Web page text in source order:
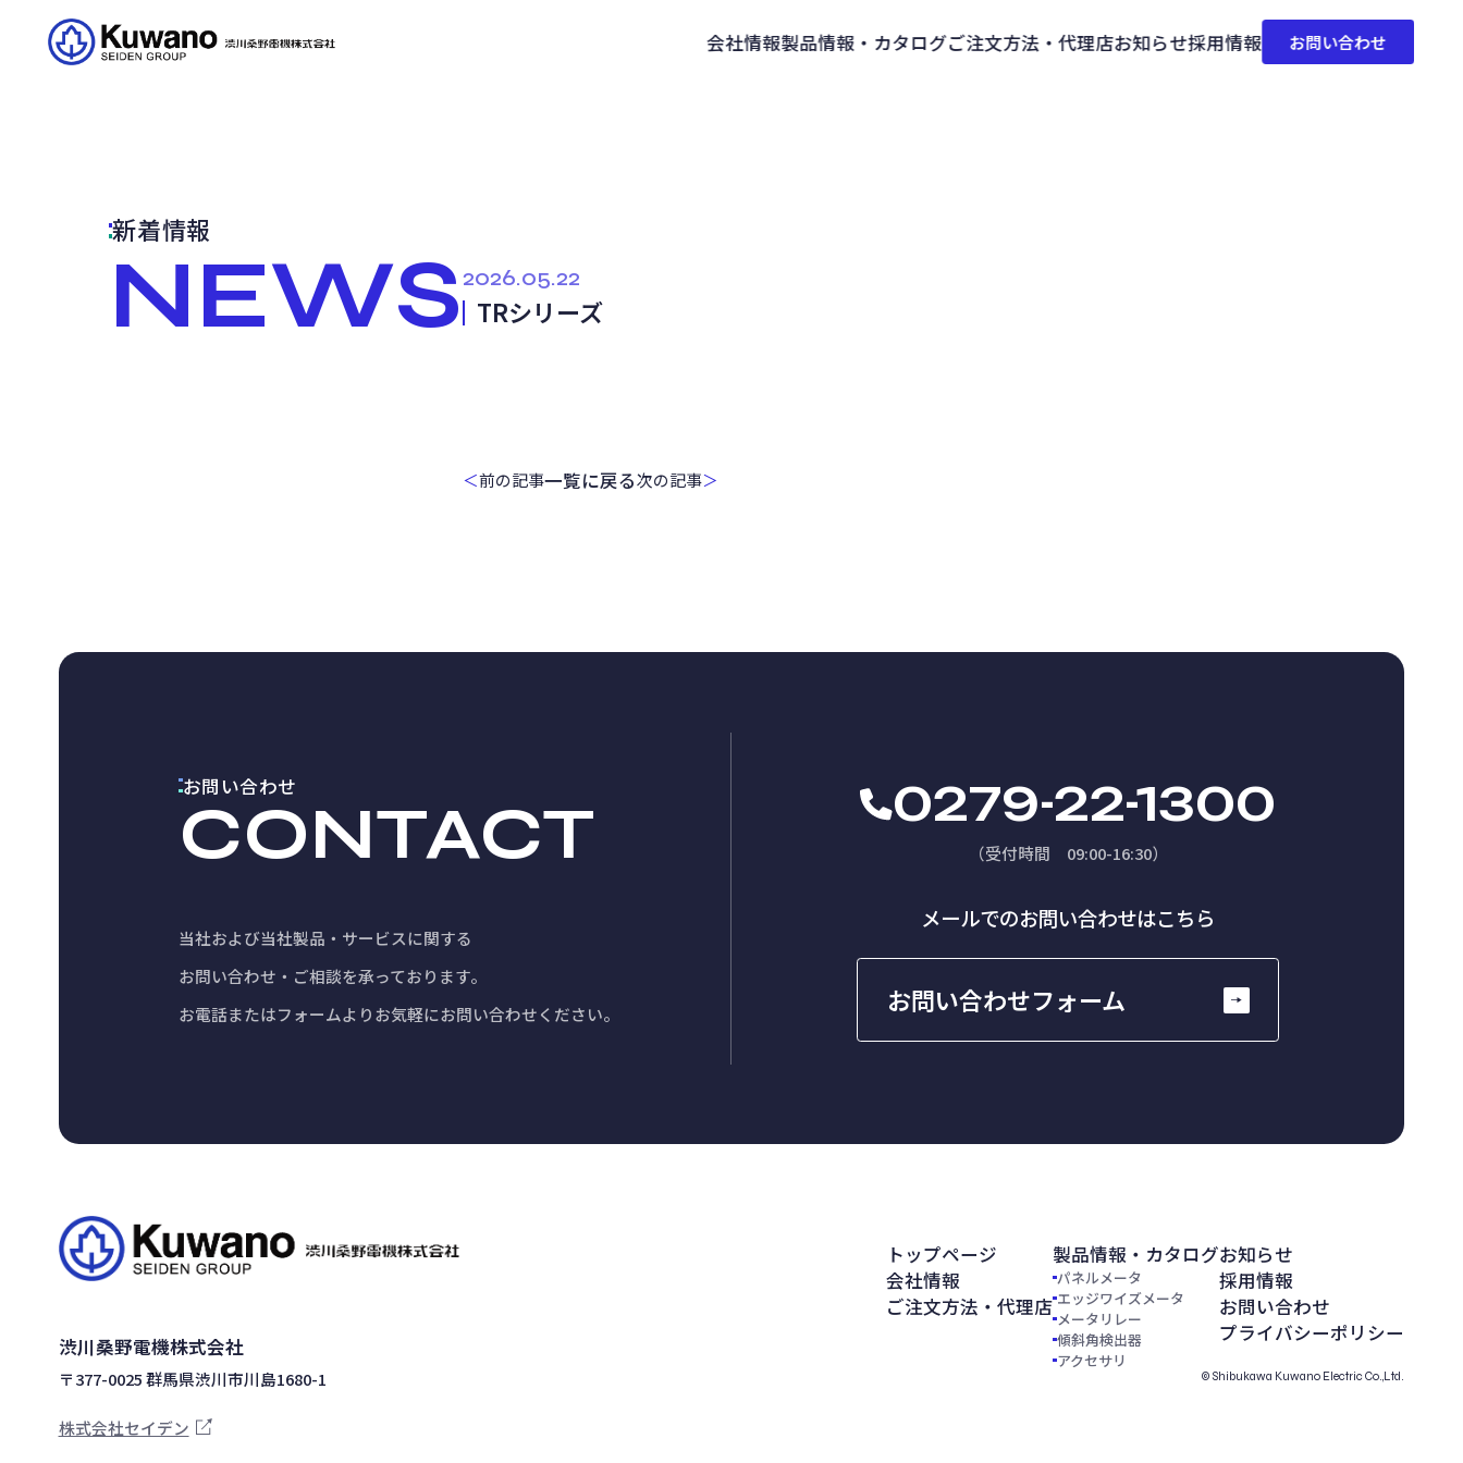
会社情報製品情報・カタログご注文方法・代理店お知らせ採用情報 お問い合わせ
新着情報
NEWS2026.05.22
TRシリーズ
前の記事一覧に戻る次の記事
お問い合わせ
CONTACT
当社および当社製品・サービスに関する
お問い合わせ・ご相談を承っております。
お電話またはフォームよりお気軽にお問い合わせください。
0279-22-1300
（受付時間 09:00-16:30）
メールでのお問い合わせはこちら
お問い合わせフォーム
渋川桑野電機株式会社
〒377-0025 群馬県渋川市川島1680-1
株式会社セイデン
トップページ
会社情報
ご注文方法・代理店
製品情報・カタログ
パネルメータ
エッジワイズメータ
メータリレー
傾斜角検出器
アクセサリ
お知らせ
採用情報
お問い合わせ
プライバシーポリシー
© Shibukawa Kuwano Electric Co.,Ltd.